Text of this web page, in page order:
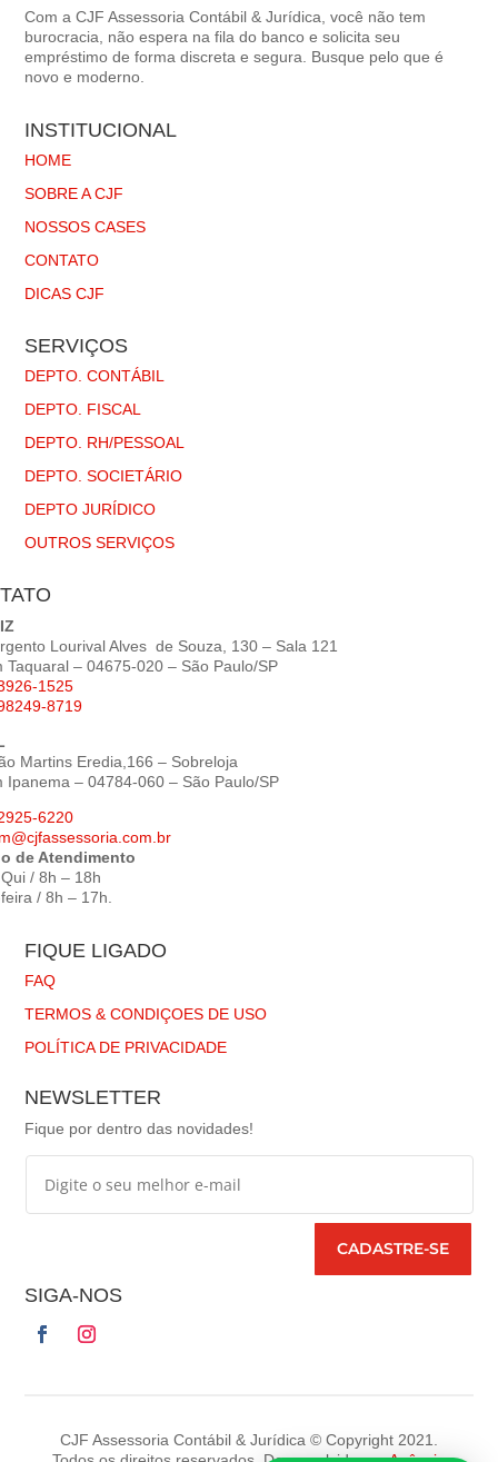
Com a CJF Assessoria Contábil & Jurídica, você não tem
burocracia, não espera na fila do banco e solicita seu
empréstimo de forma discreta e segura. Busque pelo que é
novo e moderno.
INSTITUCIONAL
HOME
SOBRE A CJF
NOSSOS CASES
CONTATO
DICAS CJF
SERVIÇOS
DEPTO. CONTÁBIL
DEPTO. FISCAL
DEPTO. RH/PESSOAL
DEPTO. SOCIETÁRIO
DEPTO JURÍDICO
OUTROS SERVIÇOS
Lourival Alves de Souza, 130 – Sala 121
Taquaral – 04675-020 – São Paulo/SP
1525
8719
Martins Eredia,166 – Sobreloja
Ipanema – 04784-060 – São Paulo/SP
6220
de Atendimento
/ 8h – 18h
/ 8h – 17h.
FIQUE LIGADO
FAQ
TERMOS & CONDIÇOES DE USO
POLÍTICA DE PRIVACIDADE
NEWSLETTER
Fique por dentro das novidades!
CADASTRE-SE
SIGA-NOS
CJF Assessoria Contábil & Jurídica © Copyright 2021.